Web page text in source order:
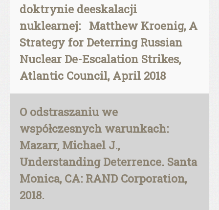
doktrynie deeskalacji
nuklearnej: Matthew Kroenig, A
Strategy for Deterring Russian
Nuclear De-Escalation Strikes,
Atlantic Council, April 2018
O odstraszaniu we
współczesnych warunkach:
Mazarr, Michael J.,
Understanding Deterrence. Santa
Monica, CA: RAND Corporation,
2018.